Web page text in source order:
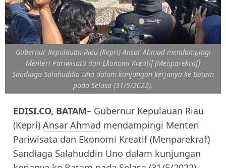
Gubernur Kepulauan Riau (Kepri) Ansar Ahmad mendampingi
Menteri Pariwisata dan Ekonomi Kreatif (Menparekraf)
Sandiaga Salahuddin Uno dalam kunjungan kerjanya ke Batam
pada Selasa (31/5/2022).
EDISI.CO, BATAM– Gubernur Kepulauan Riau
(Kepri) Ansar Ahmad mendampingi Menteri
Pariwisata dan Ekonomi Kreatif (Menparekraf)
Sandiaga Salahuddin Uno dalam kunjungan